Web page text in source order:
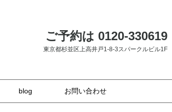
ご予約は 0120-330619
東京都杉並区上高井戸1-8-3スパークルビル1F
blog お問い合わせ